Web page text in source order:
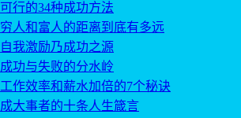
可行的34种成功方法
穷人和富人的距离到底有多远
自我激励乃成功之源
成功与失败的分水岭
工作效率和薪水加倍的7个秘诀
成大事者的十条人生箴言